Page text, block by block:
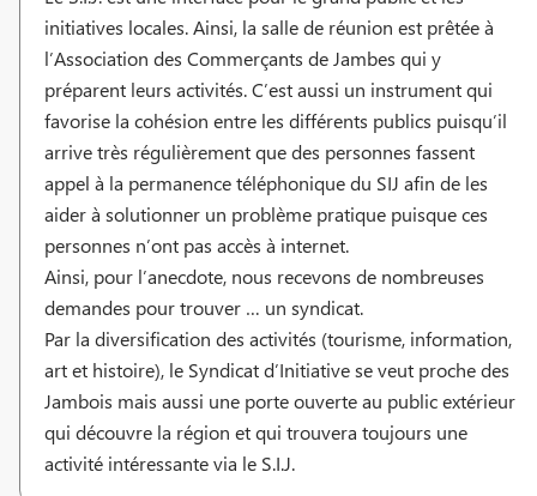
initiatives locales. Ainsi, la salle de réunion est prêtée à
l’Association des Commerçants de Jambes qui y
préparent leurs activités. C’est aussi un instrument qui
favorise la cohésion entre les différents publics puisqu’il
arrive très régulièrement que des personnes fassent
appel à la permanence téléphonique du SIJ afin de les
aider à solutionner un problème pratique puisque ces
personnes n’ont pas accès à internet.
Ainsi, pour l’anecdote, nous recevons de nombreuses
demandes pour trouver … un syndicat.
Par la diversification des activités (tourisme, information,
art et histoire), le Syndicat d’Initiative se veut proche des
Jambois mais aussi une porte ouverte au public extérieur
qui découvre la région et qui trouvera toujours une
activité intéressante via le S.I.J.